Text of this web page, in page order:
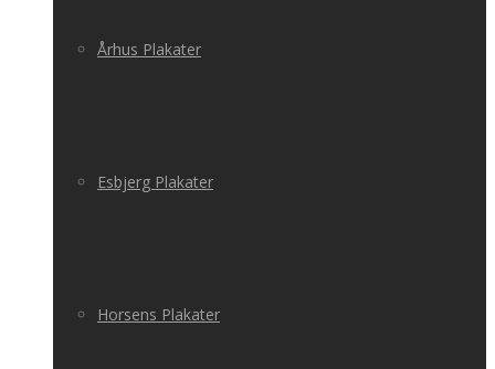
Århus Plakater
Esbjerg Plakater
Horsens Plakater